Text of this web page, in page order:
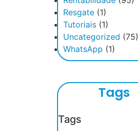
Resgate (1)
Tutoriais (1)
Uncategorized (75)
WhatsApp (1)
Tags
Tags